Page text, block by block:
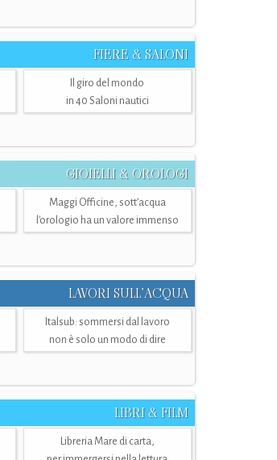
FIERE & SALONI
Il giro del mondo
in 40 Saloni nautici
GIOIELLI & OROLOGI
Maggi Officine, sott’acqua
l'orologio ha un valore immenso
LAVORI SULL’ACQUA
Italsub: sommersi dal lavoro
non è solo un modo di dire
LIBRI & FILM
Libreria Mare di carta,